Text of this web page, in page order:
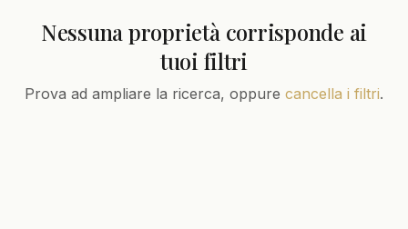
Nessuna proprietà corrisponde ai
tuoi filtri
Prova ad ampliare la ricerca, oppure cancella i filtri.